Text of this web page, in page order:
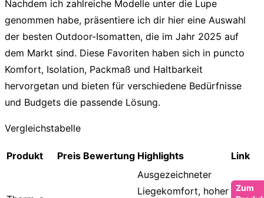
Nachdem ich zahlreiche Modelle unter die Lupe
genommen habe, präsentiere ich dir hier eine Auswahl
der besten Outdoor-Isomatten, die im Jahr 2025 auf
dem Markt sind. Diese Favoriten haben sich in puncto
Komfort, Isolation, Packmaß und Haltbarkeit
hervorgetan und bieten für verschiedene Bedürfnisse
und Budgets die passende Lösung.
Vergleichstabelle
Produkt Preis Bewertung Highlights Link
Ausgezeichneter
Liegekomfort, hoher
Zum